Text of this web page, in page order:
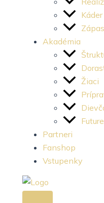
b
-
l
i
t
a
g
r
a
m
-
Káder
Akadémia
Žiaci
Partneri
Fanshop
Vstupenky